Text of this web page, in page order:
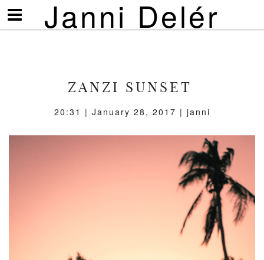
Janni Delér
Visa/göm
meny
ZANZI SUNSET
20:31 | January 28, 2017 | janni